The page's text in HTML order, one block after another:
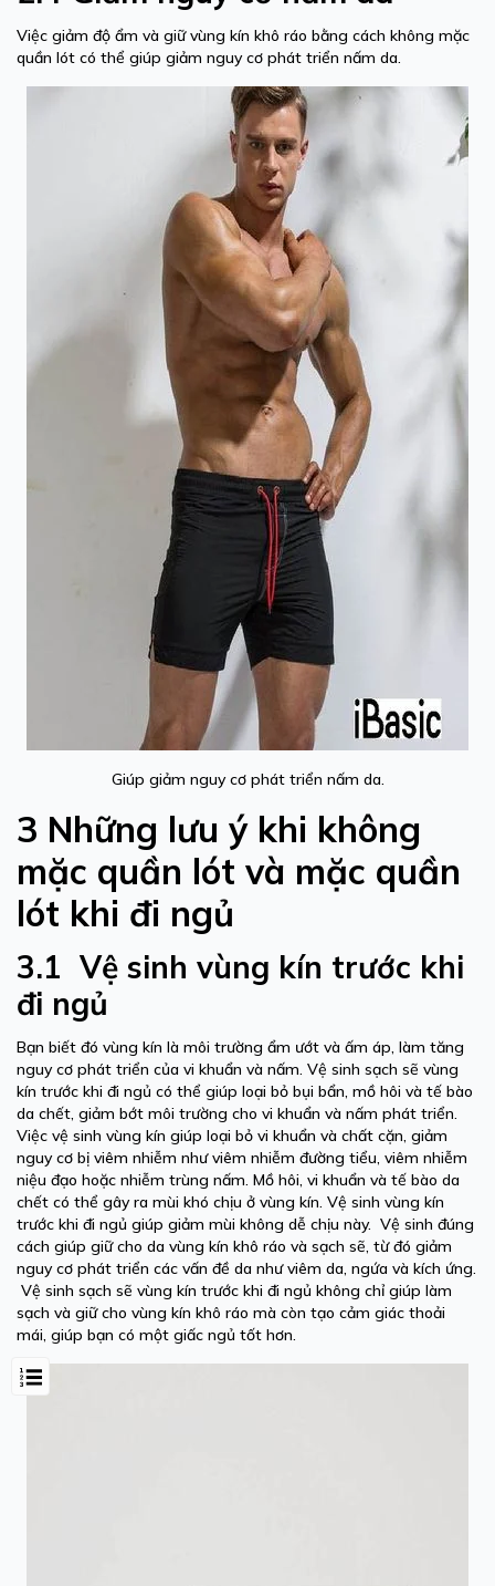
Việc giảm độ ẩm và giữ vùng kín khô ráo bằng cách không mặc
quần lót có thể giúp giảm nguy cơ phát triển nấm da.
Giúp giảm nguy cơ phát triển nấm da.
3 Những lưu ý khi không
mặc quần lót và mặc quần
lót khi đi ngủ
3.1 Vệ sinh vùng kín trước khi
đi ngủ
Bạn biết đó vùng kín là môi trường ẩm ướt và ấm áp, làm tăng
nguy cơ phát triển của vi khuẩn và nấm. Vệ sinh sạch sẽ vùng
kín trước khi đi ngủ có thể giúp loại bỏ bụi bẩn, mồ hôi và tế bào
da chết, giảm bớt môi trường cho vi khuẩn và nấm phát triển.
Việc vệ sinh vùng kín giúp loại bỏ vi khuẩn và chất cặn, giảm
nguy cơ bị viêm nhiễm như viêm nhiễm đường tiểu, viêm nhiễm
niệu đạo hoặc nhiễm trùng nấm. Mồ hôi, vi khuẩn và tế bào da
chết có thể gây ra mùi khó chịu ở vùng kín. Vệ sinh vùng kín
trước khi đi ngủ giúp giảm mùi không dễ chịu này. Vệ sinh đúng
cách giúp giữ cho da vùng kín khô ráo và sạch sẽ, từ đó giảm
nguy cơ phát triển các vấn đề da như viêm da, ngứa và kích ứng.
Vệ sinh sạch sẽ vùng kín trước khi đi ngủ không chỉ giúp làm
sạch và giữ cho vùng kín khô ráo mà còn tạo cảm giác thoải
mái, giúp bạn có một giấc ngủ tốt hơn.